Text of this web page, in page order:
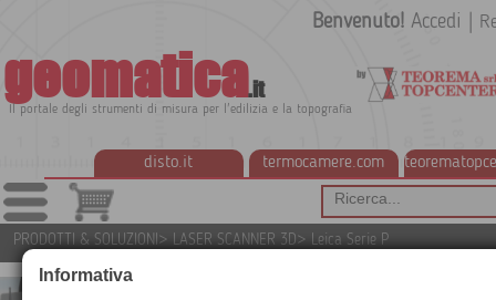
geomatica.it
Il portale degli strumenti di misura per l'edilizia e la topografia
disto.it termocamere.com
Benvenuto! Accedi
PRODOTTI & SOLUZIONI> LASER SCANNER 3D> Leica Serie P
Informativa